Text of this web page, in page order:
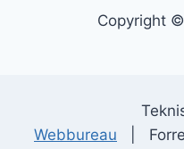
Copyright
Webbureau |